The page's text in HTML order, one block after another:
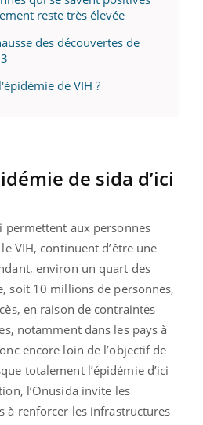
reste très élevée
des découvertes de
de VIH ?
de sida d’ici
permettent aux personnes
VIH, continuent d’être une
environ un quart des
soit 10 millions de personnes,
en raison de contraintes
notamment dans les pays à
encore loin de l’objectif de
totalement l’épidémie d’ici
l’Onusida invite les
à renforcer les infrastructures